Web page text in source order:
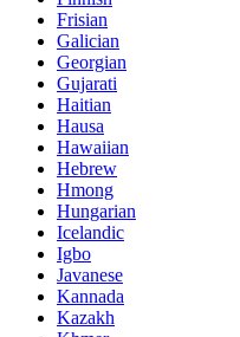
Frisian
Galician
Georgian
Gujarati
Haitian
Hausa
Hawaiian
Hebrew
Hmong
Hungarian
Icelandic
Igbo
Javanese
Kannada
Kazakh